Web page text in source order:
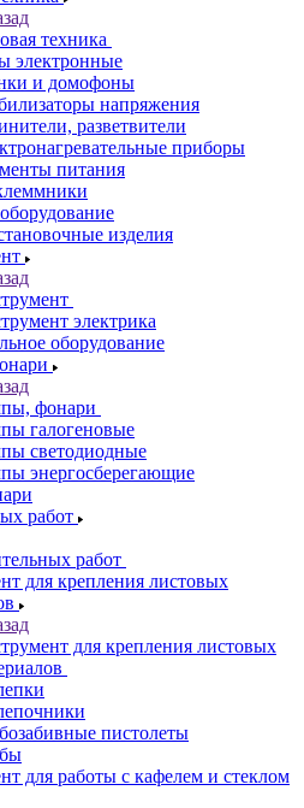
техника
электронные
и домофоны
напряжения
разветвители
приборы
питания
изделия
электрика
оборудование
фонари
галогеновые
светодиодные
энергосберегающие
работ
работ
для крепления листовых
для крепления листовых
пистолеты
для работы с кафелем и стеклом